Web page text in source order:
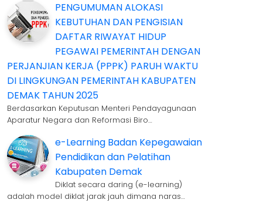
PENGUMUMAN ALOKASI
KEBUTUHAN DAN PENGISIAN
DAFTAR RIWAYAT HIDUP
PEGAWAI PEMERINTAH DENGAN
PERJANJIAN KERJA (PPPK) PARUH WAKTU
DI LINGKUNGAN PEMERINTAH KABUPATEN
DEMAK TAHUN 2025
Berdasarkan Keputusan Menteri Pendayagunaan
Aparatur Negara dan Reformasi Biro…
e-Learning Badan Kepegawaian
Pendidikan dan Pelatihan
Kabupaten Demak
Diklat secara daring (e-learning)
adalah model diklat jarak jauh dimana naras…